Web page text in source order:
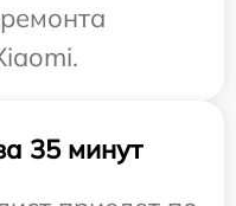
35 минут